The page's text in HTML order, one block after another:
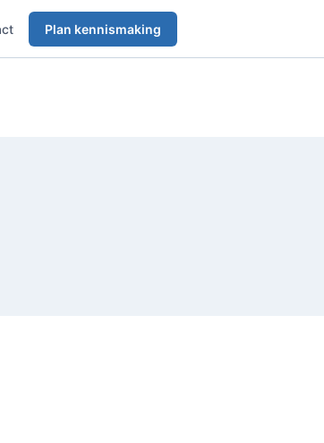
Plan kennismaking